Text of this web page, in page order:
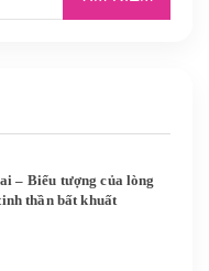
– Biểu tượng của lòng
thần bất khuất